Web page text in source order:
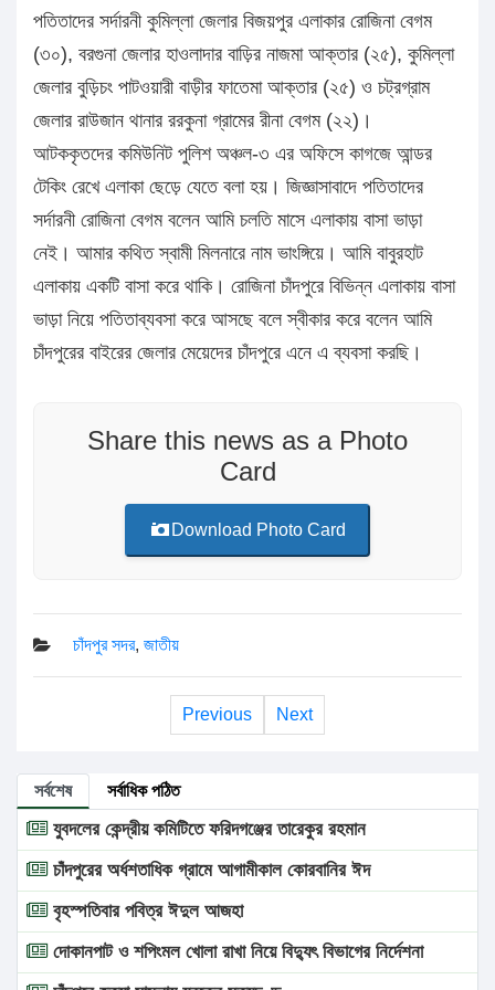
পতিতাদের সর্দারনী কুমিল্লা জেলার বিজয়পুর এলাকার রোজিনা বেগম
(৩০), বরগুনা জেলার হাওলাদার বাড়ির নাজমা আক্তার (২৫), কুমিল্লা
জেলার বুড়িচং পাটওয়ারী বাড়ীর ফাতেমা আক্তার (২৫) ও চট্রগ্রাম
জেলার রাউজান থানার ররকুনা গ্রামের রীনা বেগম (২২)।
আটককৃতদের কমিউনিট পুলিশ অঞ্চল-৩ এর অফিসে কাগজে আন্ডর
টেকিং রেখে এলাকা ছেড়ে যেতে বলা হয়। জিজ্ঞাসাবাদে পতিতাদের
সর্দারনী রোজিনা বেগম বলেন আমি চলতি মাসে এলাকায় বাসা ভাড়া
নেই। আমার কথিত স্বামী মিলনারে নাম ভাংঙ্গিয়ে। আমি বাবুরহাট
এলাকায় একটি বাসা করে থাকি। রোজিনা চাঁদপুরে বিভিন্ন এলাকায় বাসা
ভাড়া নিয়ে পতিতাব্যবসা করে আসছে বলে স্বীকার করে বলেন আমি
চাঁদপুরের বাইরের জেলার মেয়েদের চাঁদপুরে এনে এ ব্যবসা করছি।
Share this news as a Photo
Card
Download Photo Card
চাঁদপুর সদর, জাতীয়
Previous Next
সর্বশেষ সর্বাধিক পঠিত
যুবদলের কেন্দ্রীয় কমিটিতে ফরিদগঞ্জের তারেকুর রহমান
চাঁদপুরের অর্ধশতাধিক গ্রামে আগামীকাল কোরবানির ঈদ
বৃহস্পতিবার পবিত্র ঈদুল আজহা
দোকানপাট ও শপিংমল খোলা রাখা নিয়ে বিদ্যুৎ বিভাগের নির্দেশনা